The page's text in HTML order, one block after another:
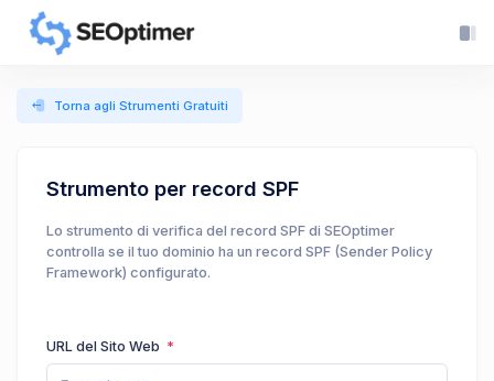
Torna agli Strumenti Gratuiti
Strumento per record SPF
Lo strumento di verifica del record SPF di SEOptimer
controlla se il tuo dominio ha un record SPF (Sender Policy
Framework) configurato.
URL del Sito Web